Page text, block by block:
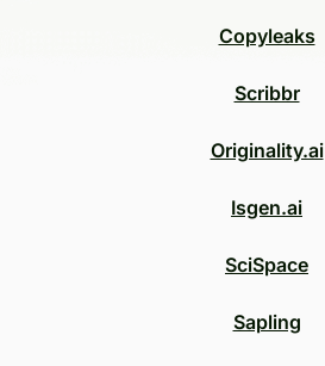
Copyleaks
Scribbr
Originality.ai
Isgen.ai
SciSpace
Sapling